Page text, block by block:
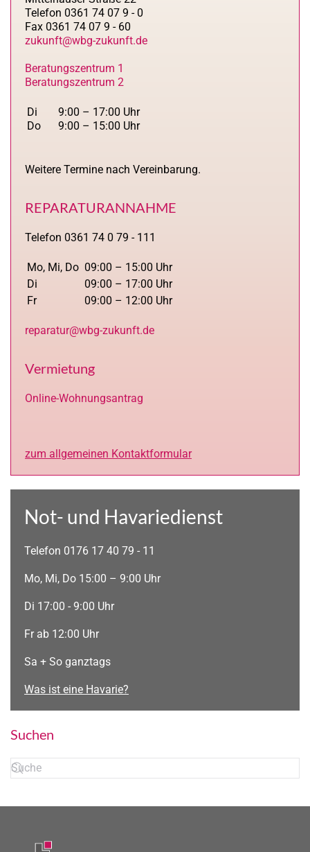
Telefon 0361 74 07 9 - 0
Fax 0361 74 07 9 - 60
zukunft@wbg-zukunft.de
Beratungszentrum 1
Beratungszentrum 2
Di
Do
9:00 – 17:00 Uhr
9:00 – 15:00 Uhr
Weitere Termine nach Vereinbarung.
REPARATURANNAHME
Telefon 0361 74 0 79 - 111
Mo, Mi, Do 09:00 – 15:00 Uhr
Di
09:00 – 17:00 Uhr
Fr
09:00 – 12:00 Uhr
reparatur@wbg-zukunft.de
Vermietung
Online-Wohnungsantrag
zum allgemeinen Kontaktformular
Not- und Havariedienst
Telefon 0176 17 40 79 - 11
Mo, Mi, Do 15:00 – 9:00 Uhr
Di 17:00 - 9:00 Uhr
Fr ab 12:00 Uhr
Sa + So ganztags
Was ist eine Havarie?
Suchen